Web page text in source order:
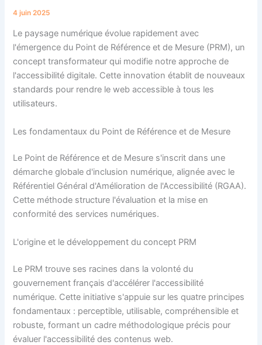
4 juin 2025
Le paysage numérique évolue rapidement avec
l'émergence du Point de Référence et de Mesure (PRM), un
concept transformateur qui modifie notre approche de
l'accessibilité digitale. Cette innovation établit de nouveaux
standards pour rendre le web accessible à tous les
utilisateurs.
Les fondamentaux du Point de Référence et de Mesure
Le Point de Référence et de Mesure s'inscrit dans une
démarche globale d'inclusion numérique, alignée avec le
Référentiel Général d'Amélioration de l'Accessibilité (RGAA).
Cette méthode structure l'évaluation et la mise en
conformité des services numériques.
L'origine et le développement du concept PRM
Le PRM trouve ses racines dans la volonté du
gouvernement français d'accélérer l'accessibilité
numérique. Cette initiative s'appuie sur les quatre principes
fondamentaux : perceptible, utilisable, compréhensible et
robuste, formant un cadre méthodologique précis pour
évaluer l'accessibilité des contenus web.